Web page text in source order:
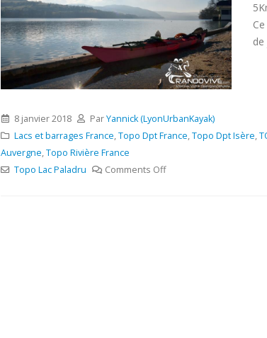
de
8 janvier 2018 ParYannick (LyonUrbanKayak)
Lacs et barrages France,Topo Dpt France,Topo Dpt Isère,
Auvergne,Topo Rivière France
Topo Lac Paladru
Comments Off